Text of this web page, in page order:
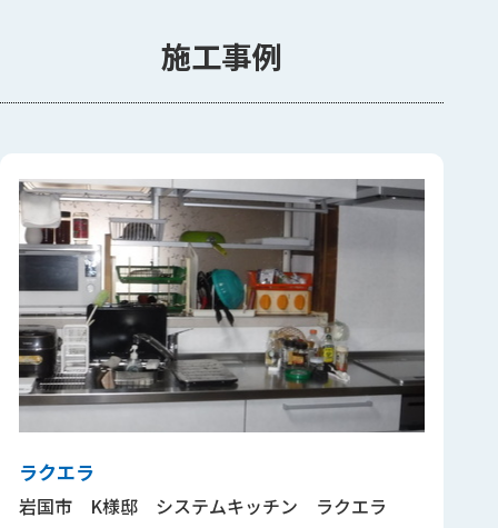
施工事例
ラクエラ
岩国市 K様邸 システムキッチン ラクエラ